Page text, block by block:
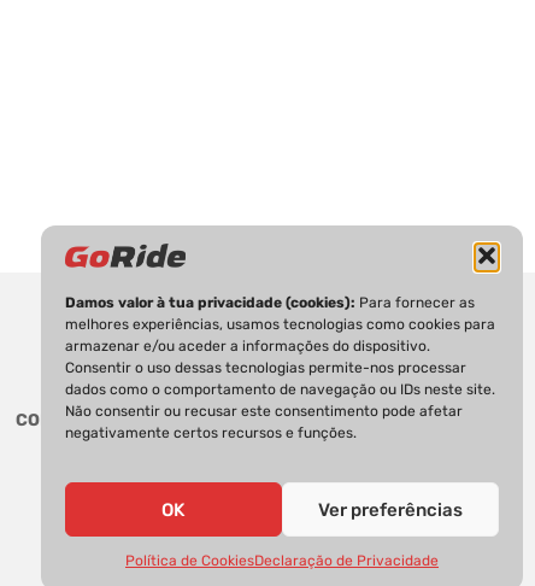
Damos valor à tua privacidade (cookies): Para fornecer as
melhores experiências, usamos tecnologias como cookies para
armazenar e/ou aceder a informações do dispositivo.
Consentir o uso dessas tecnologias permite-nos processar
dados como o comportamento de navegação ou IDs neste site.
Não consentir ou recusar este consentimento pode afetar
negativamente certos recursos e funções.
OK Ver preferências
Política de CookiesDeclaração de Privacidade
CONTACTOS